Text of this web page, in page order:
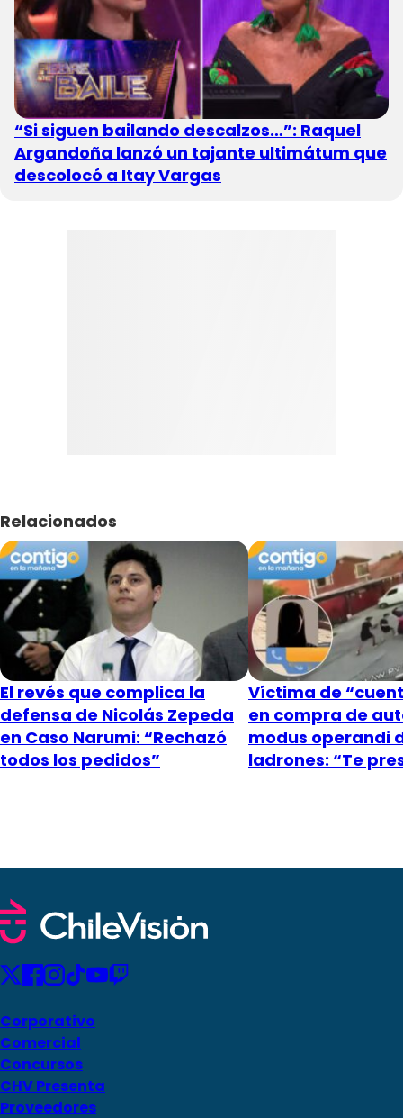
“Si siguen bailando descalzos…”: Raquel
Argandoña lanzó un tajante ultimátum que
descolocó a Itay Vargas
Relacionados
El revés que complica la
defensa de Nicolás Zepeda
en Caso Narumi: “Rechazó
todos los pedidos”
Víctima de
en compra de
modus operandi
ladrones: “Te
Corporativo
Comercial
Concursos
CHV Presenta
Proveedores